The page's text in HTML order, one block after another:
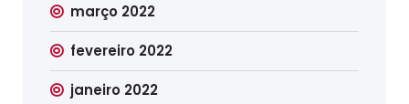
março 2022
fevereiro 2022
janeiro 2022